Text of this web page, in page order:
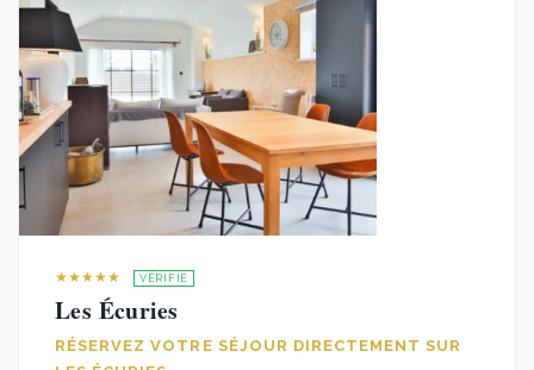
★★★★★ VÉRIFIÉ
Les Écuries
RÉSERVEZ VOTRE SÉJOUR DIRECTEMENT SUR